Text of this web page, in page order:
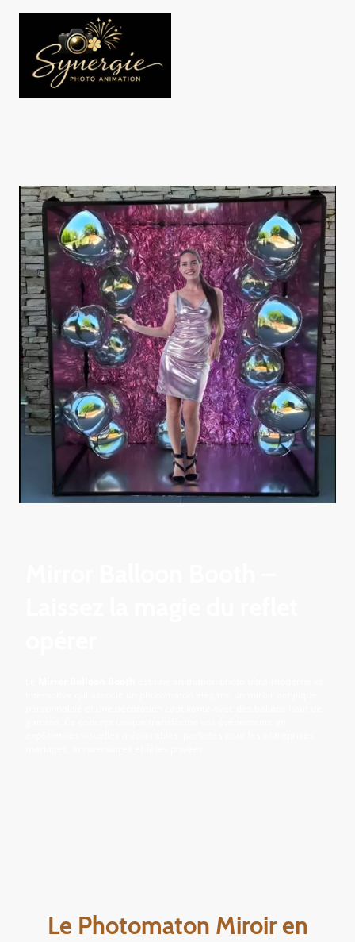
Le Photomaton Miroir en